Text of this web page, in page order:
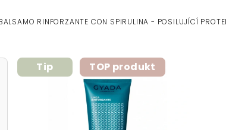
RINFORZANTE CON SPIRULINA - POSILUJÍCÍ
Tip TOP produkt